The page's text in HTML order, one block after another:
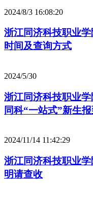
2024/8/3 16:08:20
浙江同济科技职业
时间及查询方式
2024/5/30
浙江同济科技职业
同科“一站式”新生
2024/11/14 11:42:29
浙江同济科技职业
明请查收